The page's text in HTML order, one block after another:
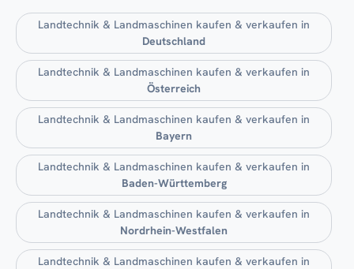
Landtechnik & Landmaschinen kaufen & verkaufen in
Deutschland
Landtechnik & Landmaschinen kaufen & verkaufen in
Österreich
Landtechnik & Landmaschinen kaufen & verkaufen in
Bayern
Landtechnik & Landmaschinen kaufen & verkaufen in
Baden-Württemberg
Landtechnik & Landmaschinen kaufen & verkaufen in
Nordrhein-Westfalen
Landtechnik & Landmaschinen kaufen & verkaufen in